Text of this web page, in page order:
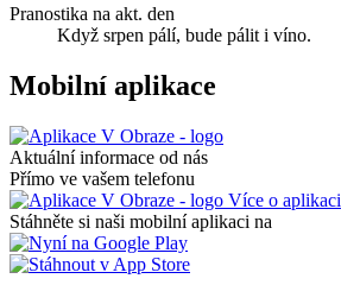
Pranostika na akt. den
Když srpen pálí, bude pálit i víno.
Mobilní aplikace
Aktuální informace od nás
Přímo ve vašem telefonu
Více o aplikaci
Stáhněte si naši mobilní aplikaci na